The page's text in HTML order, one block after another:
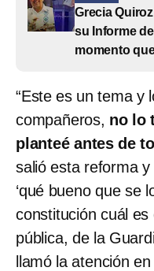
Grecia
su Informe
momento
“Este es un tema y
compañeros, no lo
planteé antes de
salió esta reforma
‘qué bueno que se
constitución cuál es
pública, de la
llamó la atención